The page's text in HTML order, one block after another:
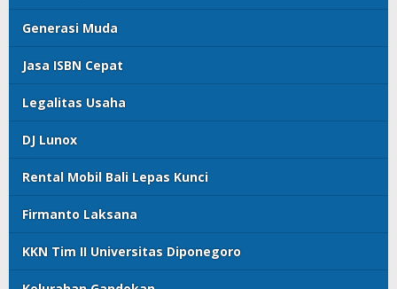
Generasi Muda
Jasa ISBN Cepat
Legalitas Usaha
DJ Lunox
Rental Mobil Bali Lepas Kunci
Firmanto Laksana
KKN Tim II Universitas Diponegoro